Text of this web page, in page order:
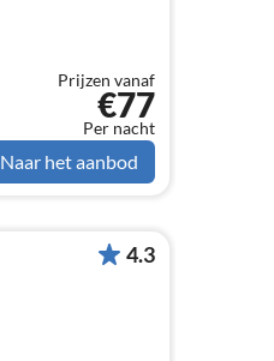
Prijzen vanaf
€77
Per nacht
Naar het aanbod
4.3